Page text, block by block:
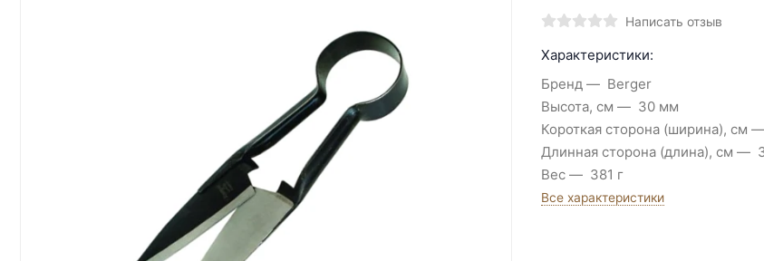
Написать отзыв
Характеристики:
Бренд
Berger
Высота, см
30 мм
Короткая сторона (ширина), см
Длинная сторона (длина), см
Вес
381 г
Все характеристики